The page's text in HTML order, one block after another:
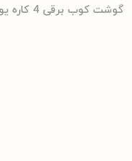
گوشت کوب برقی 4 کاره یوتکث مدل HB-2016